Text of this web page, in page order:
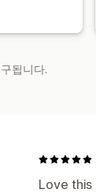
됩니다.
Love